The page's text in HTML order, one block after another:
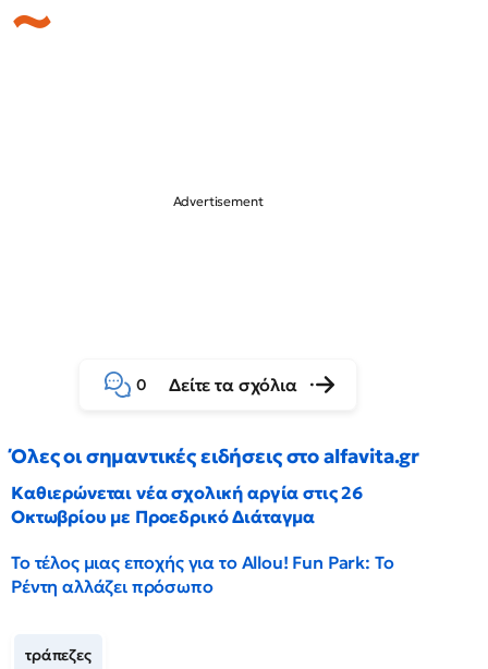
0 Δείτε τα σχόλια
Όλες οι σημαντικές ειδήσεις στο alfavita.gr
Καθιερώνεται νέα σχολική αργία στις 26
Οκτωβρίου με Προεδρικό Διάταγμα
Το τέλος μιας εποχής για το Allou! Fun Park: Το
Ρέντη αλλάζει πρόσωπο
τράπεζες